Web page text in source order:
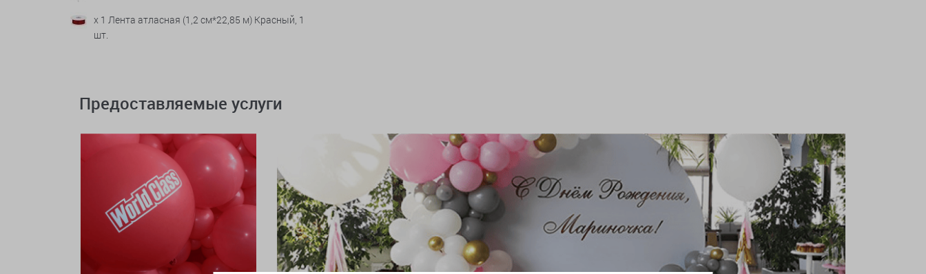
x 1 Лента атласная (1,2 см*22,85 м) Красный, 1
шт.
Предоставляемые услуги